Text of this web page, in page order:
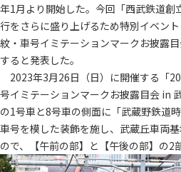
年1月より開始した。今回「西武鉄道創
行をさらに盛り上げるため特別イベン
紋・車号イミテーションマークお披露
すると発表した。
2023年3月26日（日）に開催する「
号イミテーションマークお披露目会 in
の1号車と8号車の側面に「武蔵野鉄道
車号を模した装飾を施し、武蔵丘車両
ので、【午前の部】と【午後の部】の2